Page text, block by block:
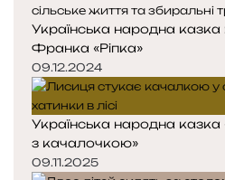
Українська народна казка
Франка «Ріпка»
09.12.2024
Українська народна
з качалочкою»
09.11.2025